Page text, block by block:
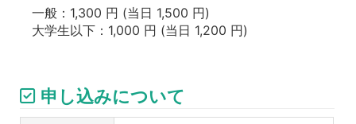
一般：1,300 円 (当日 1,500 円)
大学生以下：1,000 円 (当日 1,200 円)
申し込みについて